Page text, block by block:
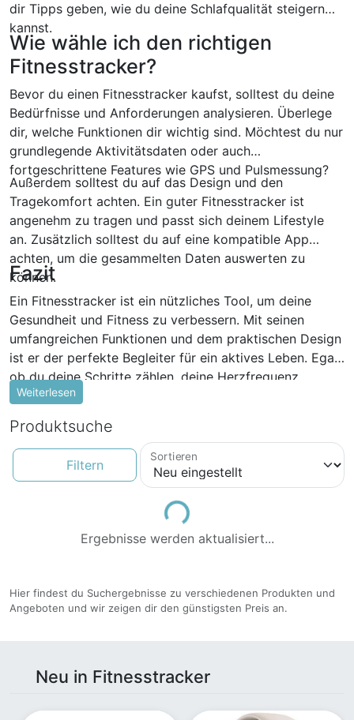
dir Tipps geben, wie du deine Schlafqualität steigern
kannst.
Wie wähle ich den richtigen
Fitnesstracker?
Bevor du einen Fitnesstracker kaufst, solltest du deine
Bedürfnisse und Anforderungen analysieren. Überlege
dir, welche Funktionen dir wichtig sind. Möchtest du nur
grundlegende Aktivitätsdaten oder auch
fortgeschrittene Features wie GPS und Pulsmessung?
Außerdem solltest du auf das Design und den
Tragekomfort achten. Ein guter Fitnesstracker ist
angenehm zu tragen und passt sich deinem Lifestyle
an. Zusätzlich solltest du auf eine kompatible App
achten, um die gesammelten Daten auswerten zu
können.
Fazit
Ein Fitnesstracker ist ein nützliches Tool, um deine
Gesundheit und Fitness zu verbessern. Mit seinen
umfangreichen Funktionen und dem praktischen Design
ist er der perfekte Begleiter für ein aktives Leben. Egal,
ob du deine Schritte zählen, deine Herzfrequenz
überwachen oder deine Schlafqualität optimieren
deine Ziele zu erreichen.
Weiterlesen
Produktsuche
Filtern
Sortieren
Loading...
Ergebnisse werden aktualisiert...
Hier findest du Suchergebnisse zu verschiedenen Produkten und
Angeboten und wir zeigen dir den günstigsten Preis an.
Neu in Fitnesstracker